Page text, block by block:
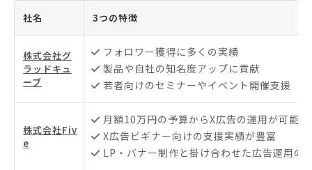
社名 3つの特徴
株式会社グ
ラッドキュ
ーブ
フォロワー獲得に多くの実績
製品や自社の知名度アップに貢献
若者向けのセミナーやイベント開催支援
株式会社Fiv
e
月額10万円の予算からX広告の運用が可能
X広告ビギナー向けの支援実績が豊富
LP・バナー制作と掛け合わせた広告運用の